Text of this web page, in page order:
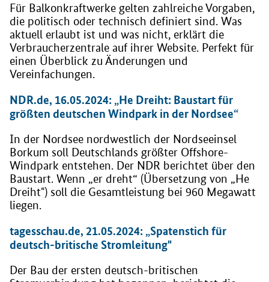
Für Balkonkraftwerke gelten zahlreiche Vorgaben,
die politisch oder technisch definiert sind. Was
aktuell erlaubt ist und was nicht, erklärt die
Verbraucherzentrale auf ihrer Website. Perfekt für
einen Überblick zu Änderungen und
Vereinfachungen.
NDR.de, 16.05.2024: „He Dreiht: Baustart für
größten deutschen Windpark in der Nordsee“
In der Nordsee nordwestlich der Nordseeinsel
Borkum soll Deutschlands größter Offshore-
Windpark entstehen. Der NDR berichtet über den
Baustart. Wenn „er dreht“ (Übersetzung von „He
Dreiht") soll die Gesamtleistung bei 960 Megawatt
liegen.
tagesschau.de, 21.05.2024: „Spatenstich für
deutsch-britische Stromleitung"
Der Bau der ersten deutsch-britischen